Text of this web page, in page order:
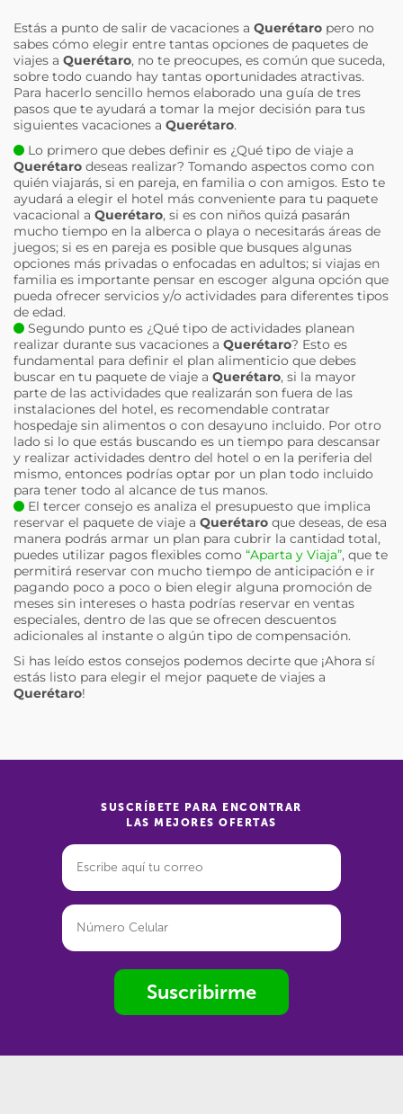
Estás a punto de salir de vacaciones a Querétaro pero no
sabes cómo elegir entre tantas opciones de paquetes de
viajes a Querétaro, no te preocupes, es común que suceda,
sobre todo cuando hay tantas oportunidades atractivas.
Para hacerlo sencillo hemos elaborado una guía de tres
pasos que te ayudará a tomar la mejor decisión para tus
siguientes vacaciones a Querétaro.
Lo primero que debes definir es ¿Qué tipo de viaje a
Querétaro deseas realizar? Tomando aspectos como con
quién viajarás, si en pareja, en familia o con amigos. Esto te
ayudará a elegir el hotel más conveniente para tu paquete
vacacional a Querétaro, si es con niños quizá pasarán
mucho tiempo en la alberca o playa o necesitarás áreas de
juegos; si es en pareja es posible que busques algunas
opciones más privadas o enfocadas en adultos; si viajas en
familia es importante pensar en escoger alguna opción que
pueda ofrecer servicios y/o actividades para diferentes tipos
de edad.
Segundo punto es ¿Qué tipo de actividades planean
realizar durante sus vacaciones a Querétaro? Esto es
fundamental para definir el plan alimenticio que debes
buscar en tu paquete de viaje a Querétaro, si la mayor
parte de las actividades que realizarán son fuera de las
instalaciones del hotel, es recomendable contratar
hospedaje sin alimentos o con desayuno incluido. Por otro
lado si lo que estás buscando es un tiempo para descansar
y realizar actividades dentro del hotel o en la periferia del
mismo, entonces podrías optar por un plan todo incluido
para tener todo al alcance de tus manos.
El tercer consejo es analiza el presupuesto que implica
reservar el paquete de viaje a Querétaro que deseas, de esa
manera podrás armar un plan para cubrir la cantidad total,
puedes utilizar pagos flexibles como “Aparta y Viaja”, que te
permitirá reservar con mucho tiempo de anticipación e ir
pagando poco a poco o bien elegir alguna promoción de
meses sin intereses o hasta podrías reservar en ventas
especiales, dentro de las que se ofrecen descuentos
adicionales al instante o algún tipo de compensación.
Si has leído estos consejos podemos decirte que ¡Ahora sí
estás listo para elegir el mejor paquete de viajes a
Querétaro!
SUSCRÍBETE PARA ENCONTRAR
LAS MEJORES OFERTAS
Suscribirme